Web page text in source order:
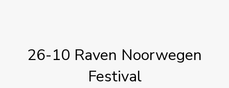
26-10 Raven Noorwegen
Festival